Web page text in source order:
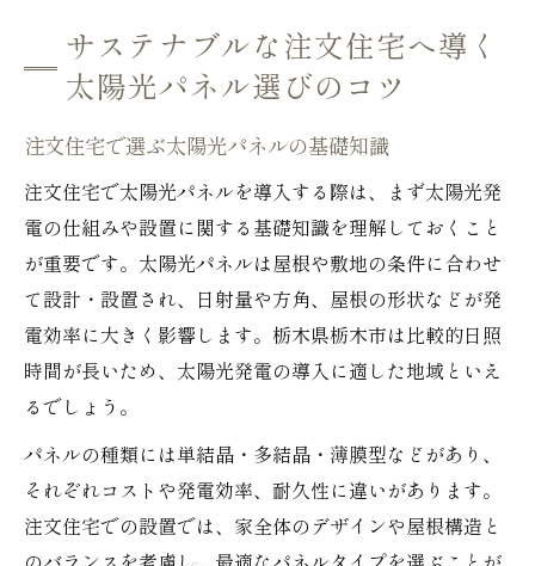
サステナブルな注文住宅へ導く
太陽光パネル選びのコツ
注文住宅で選ぶ太陽光パネルの基礎知識
注文住宅で太陽光パネルを導入する際は、まず太陽光発
電の仕組みや設置に関する基礎知識を理解しておくこと
が重要です。太陽光パネルは屋根や敷地の条件に合わせ
て設計・設置され、日射量や方角、屋根の形状などが発
電効率に大きく影響します。栃木県栃木市は比較的日照
時間が長いため、太陽光発電の導入に適した地域といえ
るでしょう。
パネルの種類には単結晶・多結晶・薄膜型などがあり、
それぞれコストや発電効率、耐久性に違いがあります。
注文住宅での設置では、家全体のデザインや屋根構造と